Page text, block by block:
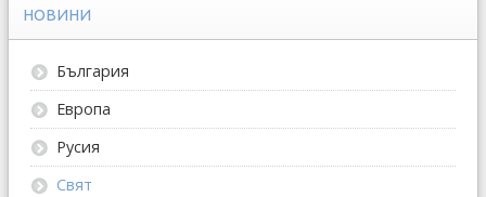
НОВИНИ
България
Европа
Русия
Свят